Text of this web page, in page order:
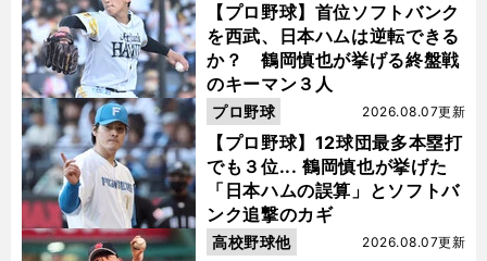
【プロ野球】首位ソフトバンク
を西武、日本ハムは逆転できる
か？ 鶴岡慎也が挙げる終盤戦
のキーマン３人
【プロ野球】12球団最多本塁打
でも３位... 鶴岡慎也が挙げた
「日本ハムの誤算」とソフトバ
ンク追撃のカギ
2026.08.07更新
プロ野球
2026.08.07更新
高校野球他